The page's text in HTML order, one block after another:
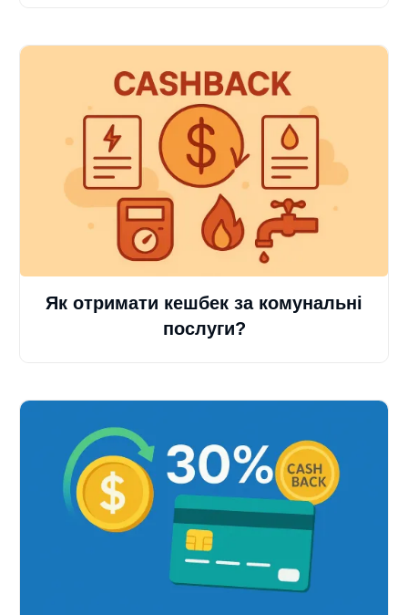
Як отримати кешбек за комунальні
послуги?